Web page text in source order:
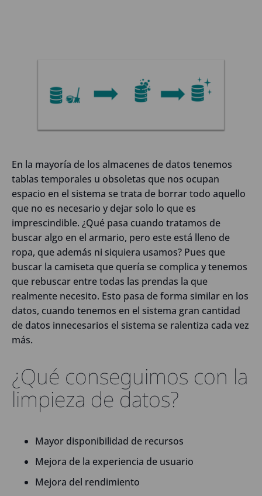
En la mayoría de los almacenes de datos tenemos
tablas temporales u obsoletas que nos ocupan
espacio en el sistema se trata de borrar todo aquello
que no es necesario y dejar solo lo que es
imprescindible. ¿Qué pasa cuando tratamos de
buscar algo en el armario, pero este está lleno de
ropa, que además ni siquiera usamos? Pues que
buscar la camiseta que quería se complica y tenemos
que rebuscar entre todas las prendas la que
realmente necesito. Esto pasa de forma similar en los
datos, cuando tenemos en el sistema gran cantidad
de datos innecesarios el sistema se ralentiza cada vez
más.
¿Qué conseguimos con la
limpieza de datos?
Mayor disponibilidad de recursos
Mejora de la experiencia de usuario
Mejora del rendimiento